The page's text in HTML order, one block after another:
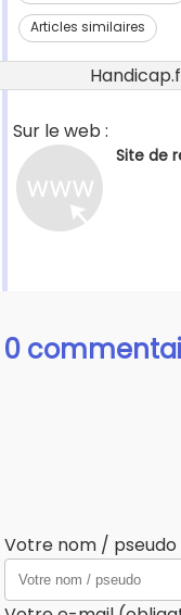
Articles similaires
Sur le web :
Site de
0
Votre nom / pseudo